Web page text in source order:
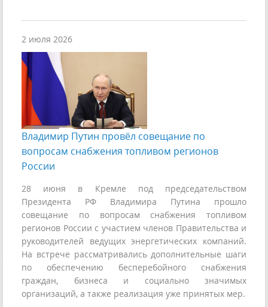
2 июля 2026
Владимир Путин провёл совещание по
вопросам снабжения топливом регионов
России
28 июня в Кремле под председательством
Президента РФ Владимира Путина прошло
совещание по вопросам снабжения топливом
регионов России с участием членов Правительства и
руководителей ведущих энергетических компаний.
На встрече рассматривались дополнительные шаги
по обеспечению бесперебойного снабжения
граждан, бизнеса и социально значимых
организаций, а также реализация уже принятых мер.